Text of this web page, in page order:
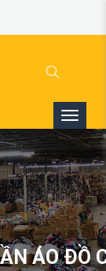
ÁO ĐỒ